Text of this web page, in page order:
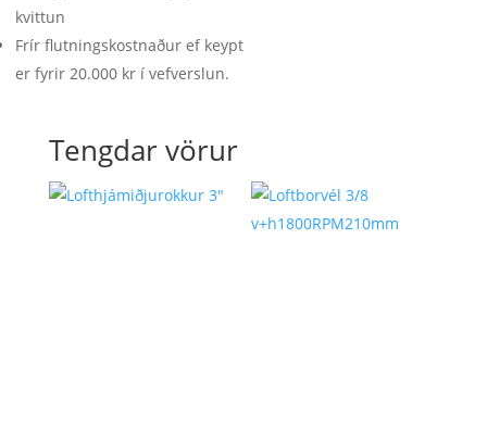
kvittun
Frír flutningskostnaður ef keypt
er fyrir 20.000 kr í vefverslun.
Tengdar vörur